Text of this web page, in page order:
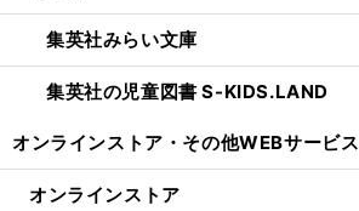
集英社みらい文庫
集英社の児童図書 S-KIDS.LAND
オンラインストア・ その他WEBサービス
オンラインストア